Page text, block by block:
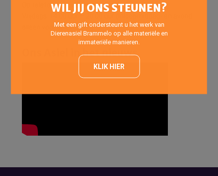
Op telefonische afspraak elke dag van de week.
Vrijdags: 14:00 uur – 20:00 uur (Inloopmiddag- en avond
alleen voor asielkatten)
Ons Asiel in het nieuws
WIL JIJ ONS STEUNEN?
Met een gift ondersteunt u het werk van
Dierenasiel Brammelo op alle materiële en
immateriële manieren.
KLIK HIER